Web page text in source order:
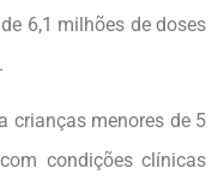
6,1 milhões de doses
crianças menores de 5
condições clínicas